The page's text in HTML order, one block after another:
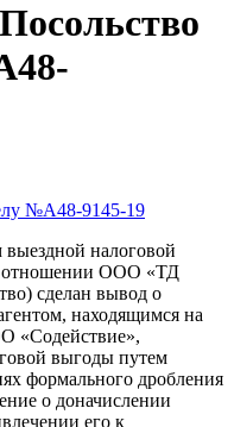
№А48-9145-19
выездной налоговой
отношении ООО «ТД
сделан вывод о
находящимся на
«Содействие»,
выгоды путем
формального дробления
о доначислении
его к